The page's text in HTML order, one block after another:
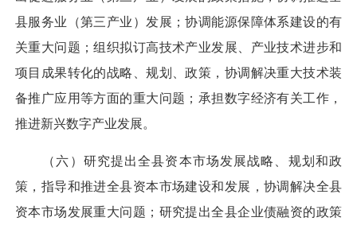
县服务业（第三产业）发展；协调能源保障体系建设的有
关重大问题；组织拟订高技术产业发展、产业技术进步和
项目成果转化的战略、规划、政策，协调解决重大技术装
备推广应用等方面的重大问题；承担数字经济有关工作，
推进新兴数字产业发展。
（六）研究提出全县资本市场发展战略、规划和政
策，指导和推进全县资本市场建设和发展，协调解决全县
资本市场发展重大问题；研究提出全县企业债融资的政策